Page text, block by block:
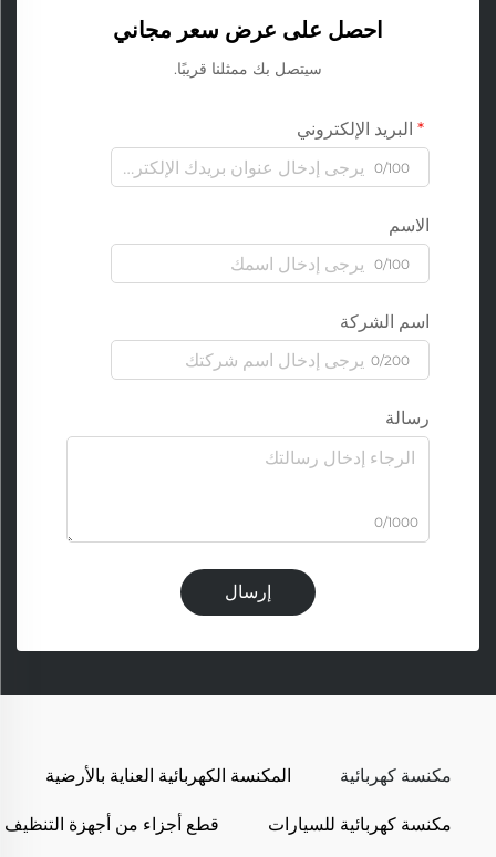
احصل على عرض سعر مجاني
سيتصل بك ممثلنا قريبًا.
البريد الإلكتروني
0/100
الاسم
0/100
اسم الشركة
0/200
رسالة
0/1000
إرسال
مكنسة كهربائية
المكنسة الكهربائية العناية بالأرضية
مكنسة كهربائية للسيارات
قطع أجزاء من أجهزة التنظيف